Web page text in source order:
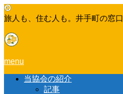
旅人も、住む人も。井手町の窓口
menu
当協会の紹介
記事